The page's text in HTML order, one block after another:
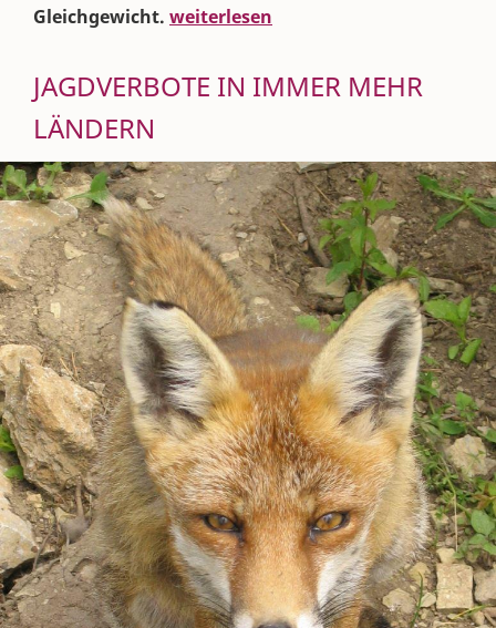
Gleichgewicht. weiterlesen
JAGDVERBOTE IN IMMER MEHR
LÄNDERN